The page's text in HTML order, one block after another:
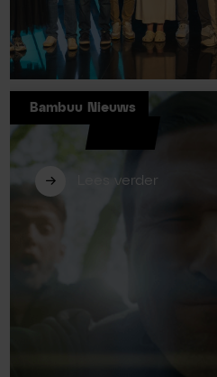
Bambuu opnieuw
jurylid bij Innovators
Lees verder
Bambuu Nieuws